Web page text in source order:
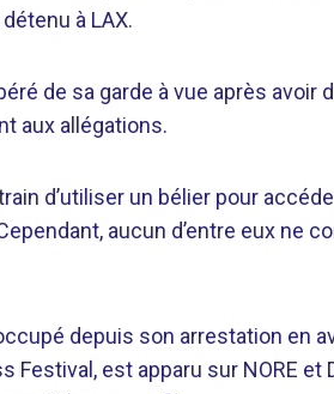
à LAX.
de sa garde à vue après avoir
aux allégations.
d’utiliser un bélier pour
aucun d’entre eux ne
depuis son arrestation en
Festival, est apparu sur NORE et